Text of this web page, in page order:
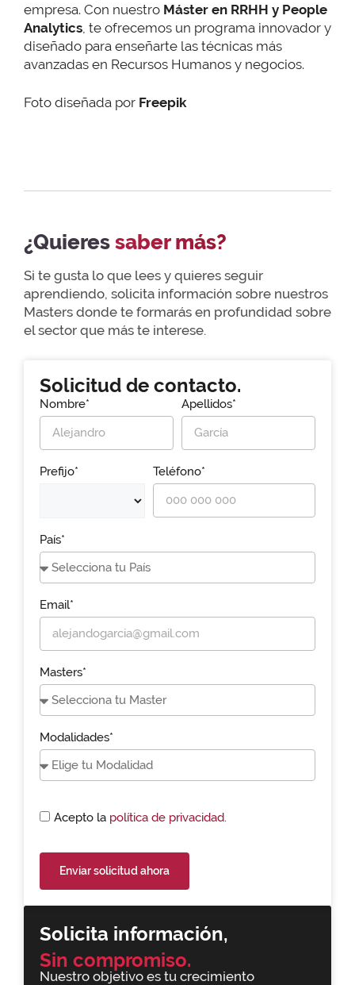
empresa. Con nuestro Máster en RRHH y People
Analytics , te ofrecemos un programa innovador y
diseñado para enseñarte las técnicas más
avanzadas en Recursos Humanos y negocios.
Foto diseñada por Freepik
¿Quieressaber más?
Si te gusta lo que lees y quieres seguir
aprendiendo, solicita información sobre nuestros
Masters donde te formarás en profundidad sobre
el sector que más te interese.
Solicita información,
Sin compromiso.
Nuestro objetivo es tu crecimiento
Solicitud de contacto.
Nombre* Apellidos*
Prefijo* Teléfono*
País*
Email*
Masters*
Modalidades*
Acepto la política de privacidad.
Enviar solicitud ahora